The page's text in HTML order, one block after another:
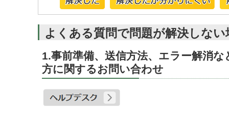
よくある質問で問題が解決しな
1.事前準備、送信方法、エラー解消
方に関するお問い合わせ